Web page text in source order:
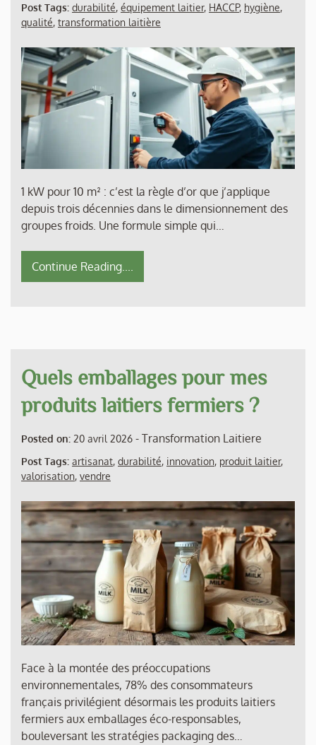
Post Tags: durabilité, équipement laitier, HACCP, hygiène,
qualité, transformation laitière
1 kW pour 10 m² : c’est la règle d’or que j’applique
depuis trois décennies dans le dimensionnement des
groupes froids. Une formule simple qui…
Continue Reading....
Quels emballages pour mes
produits laitiers fermiers ?
Posted on: 20 avril 2026 - Transformation Laitiere
Post Tags: artisanat, durabilité, innovation, produit laitier,
valorisation, vendre
Face à la montée des préoccupations
environnementales, 78% des consommateurs
français privilégient désormais les produits laitiers
fermiers aux emballages éco-responsables,
bouleversant les stratégies packaging des…